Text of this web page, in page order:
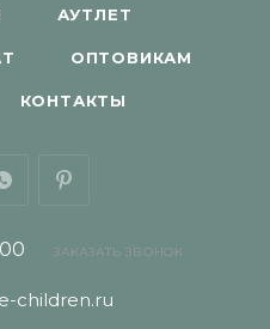
АУТЛЕТ
ОПТОВИКАМ
КОНТАКТЫ
ЗАКАЗАТЬ ЗВОНОК
children.ru